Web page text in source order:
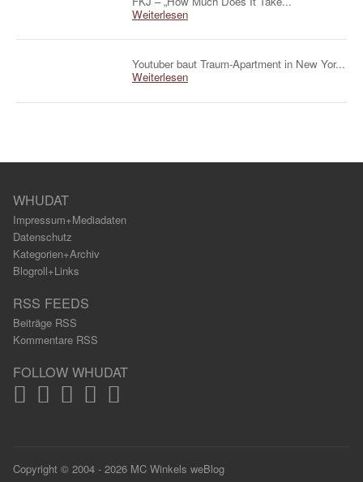
Weiterlesen
Youtuber baut Traum-Apartment in New Yor...
Weiterlesen
WHUDAT
Impressum+Mediadaten
Datenschutz
Kategorien+Archiv
Blogroll+Links
RSS FEEDS
Beiträge RSS
Kommentare RSS
FOLLOW WHUDAT
Copyright © 2004 - 2026 MC Winkels weBlog